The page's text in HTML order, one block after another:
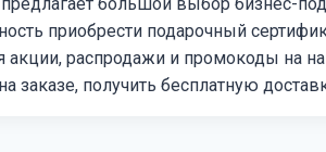
приобрести подарочный
акции, распродажи и промокоды на
заказе, получить бесплатную